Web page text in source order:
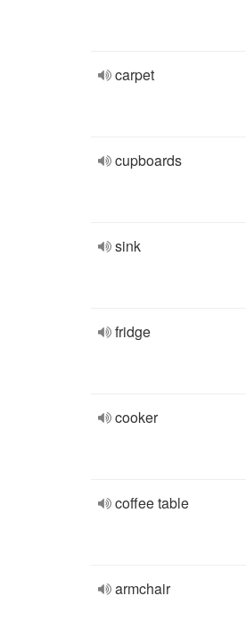
carpet
cupboards
sink
fridge
cooker
coffee table
armchair